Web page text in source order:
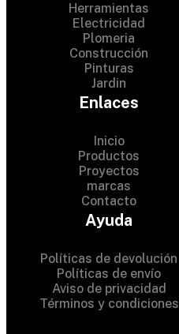
Herramientas
Electricidad
Plomeria
Construcción
Pinturas
Jardin
Enlaces
Inicio
Productos
Proyectos
marcas
Contacto
Ayuda
Políticas de devolución
Políticas de envío
Aviso de privacidad
Términos y condiciones